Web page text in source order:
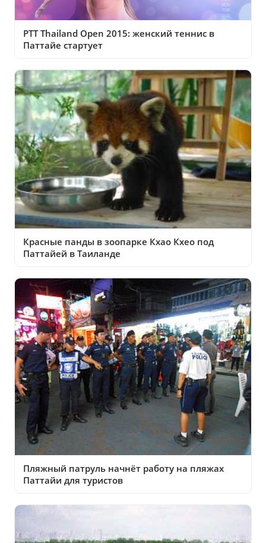
PTT Thailand Open 2015: женский теннис в
Паттайе стартует
Красные панды в зоопарке Кхао Кхео под
Паттайей в Таиланде
Пляжный патруль начнёт работу на пляжах
Паттайи для туристов